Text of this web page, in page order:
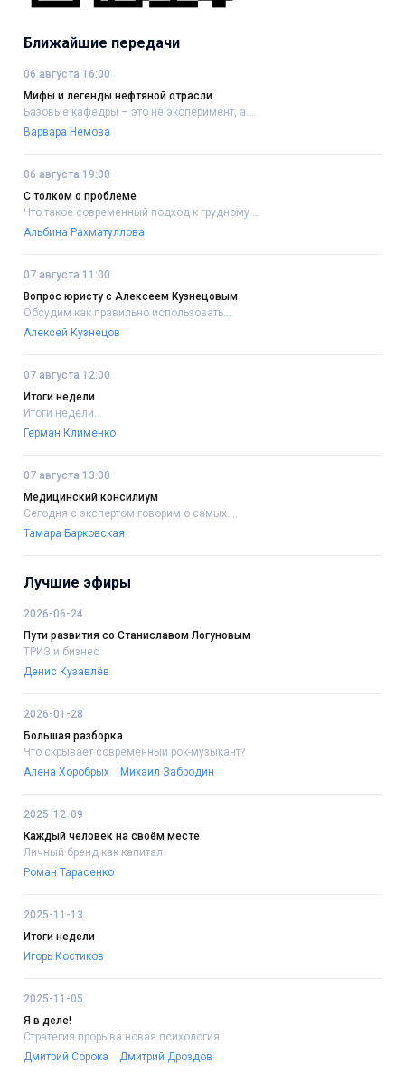
Ближайшие передачи
06 августа 16:00
Мифы и легенды нефтяной отрасли
Базовые кафедры – это не эксперимент, а....
Варвара Немова
06 августа 19:00
С толком о проблеме
Что такое современный подход к грудному....
Альбина Рахматуллова
07 августа 11:00
Вопрос юристу с Алексеем Кузнецовым
Обсудим как правильно использовать....
Алексей Кузнецов
07 августа 12:00
Итоги недели
Итоги недели..
Герман Клименко
07 августа 13:00
Медицинский консилиум
Сегодня с экспертом говорим о самых....
Тамара Барковская
Лучшие эфиры
2026-06-24
Пути развития со Станиславом Логуновым
ТРИЗ и бизнес
Денис Кузавлёв
2026-01-28
Большая разборка
Что скрывает современный рок-музыкант?
Алена Хоробрых
Михаил Забродин
2025-12-09
Каждый человек на своём месте
Личный бренд как капитал
Роман Тарасенко
2025-11-13
Итоги недели
Игорь Костиков
2025-11-05
Я в деле!
Стратегия прорыва:новая психология
Дмитрий Сорока
Дмитрий Дроздов